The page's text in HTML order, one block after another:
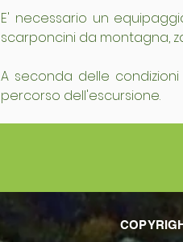
E' necessario un
scarponcini da montagna,
A seconda delle
percorso dell'escursione.